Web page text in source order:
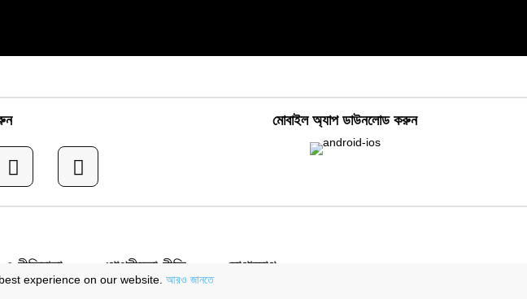
মোবাইল অ্যাপ ডাউনলোড করুন
ও নীতিমালা গোপনীয়তা নীতি যোগাযোগ
experience on our website. আরও জানতে